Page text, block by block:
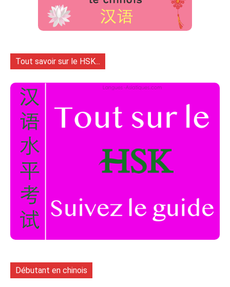
Tout savoir sur le HSK...
Débutant en chinois